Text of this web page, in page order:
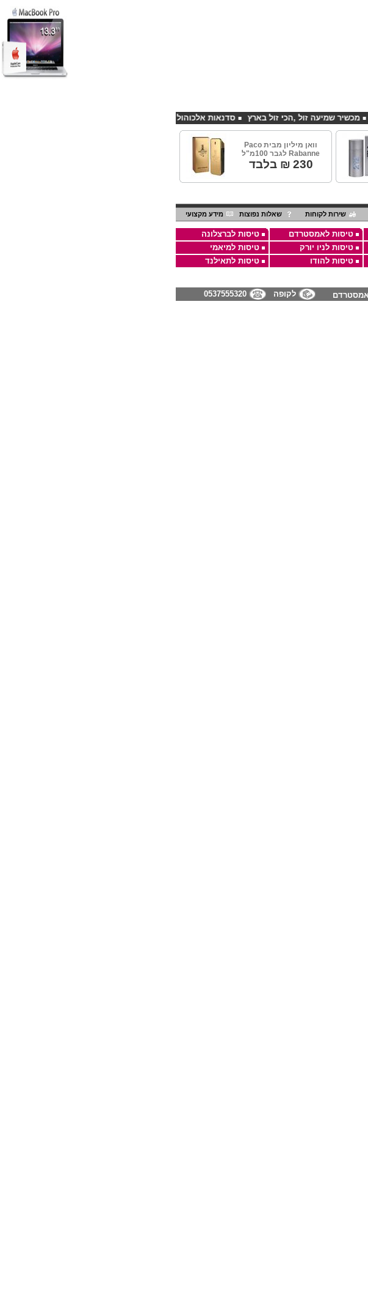
סדנאות אלכוהול - ערב גיבוש לחברות שמיעה זול ,הכי זול בארץ
וואן מיליון מבית Paco
Rabanne לגבר 100מ"ל
230 ₪ בלבד
שירות לקוחות שאלות נפוצות מידע מקצועי
טיסות לאמסטרדם
טיסות לברצלונה
טיסות לניו יורק
טיסות למיאמי
טיסות להודו
טיסות לתאילנד
לקופה 0537555320